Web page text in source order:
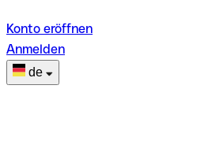
Konto eröffnen
Anmelden
de